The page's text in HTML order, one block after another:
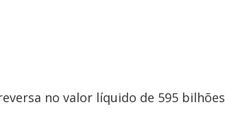
no valor líquido de 595